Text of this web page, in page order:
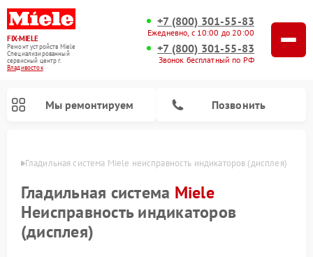
FIX-MIELE
Ремонт устройств Miele
Специализированный
cервисный центр г.
Владивосток
+7 (800) 301-55-83
Ежедневно, с 10:00 до 20:00
+7 (800) 301-55-83
Звонок бесплатный по РФ
Мы ремонтируем Позвонить
Гладильная система Miele неисправность индикаторов (дисплея)
Гладильная система Miele
Неисправность индикаторов
(дисплея)